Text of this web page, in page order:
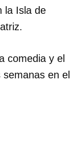
la Isla de
comedia y el
en el